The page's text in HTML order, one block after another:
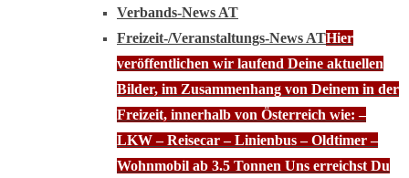
Verbands-News AT
Freizeit-/Veranstaltungs-News ATHier
veröffentlichen wir laufend Deine aktuellen
Bilder, im Zusammenhang von Deinem in der
Freizeit, innerhalb von Österreich wie: –
LKW – Reisecar – Linienbus – Oldtimer –
Wohnmobil ab 3.5 Tonnen Uns erreichst Du